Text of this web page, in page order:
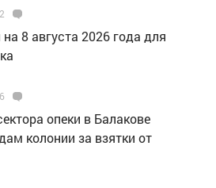
8 августа 2026 года для
опеки в Балакове
колонии за взятки от